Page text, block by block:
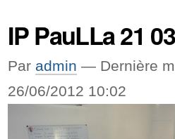
IP PauLLa 21
Par admin — Dernière
26/06/2012 10:02